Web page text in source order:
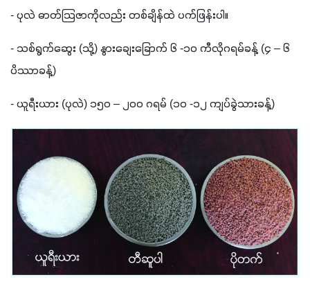
- ပုလဲ ဓာတ်သြဇာကိုလည်း တစ်ချိန်ထဲ ပက်ဖြန်းပါ။
- သစ်ရွက်ဆွေး (သို့) နွားချေးခြောက် ၆ -၁၀ ကီလိုဂရမ်ခန့် (၄ – ၆
ပိဿာခန့်)
- ယူရီးယား (ပုလဲ) ၁၅၀ – ၂၀၀ ဂရမ် (၁၀ -၁၂ ကျပ်ခွဲသားခန့်)